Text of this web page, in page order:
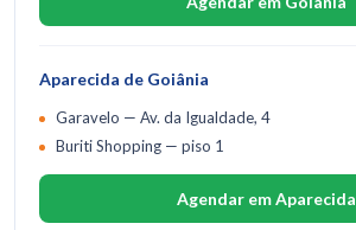
Aparecida de Goiânia
Garavelo — Av. da Igualdade, 4
Buriti Shopping — piso 1
Agendar em Aparecida